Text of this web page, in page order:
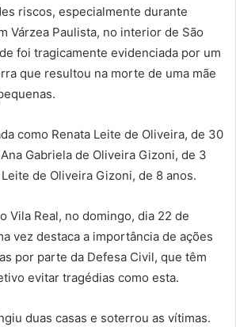
riscos, especialmente durante
Várzea Paulista, no interior de São
foi tragicamente evidenciada por um
que resultou na morte de uma mãe
como Renata Leite de Oliveira, de 30
Gabriela de Oliveira Gizoni, de 3
de Oliveira Gizoni, de 8 anos.
Vila Real, no domingo, dia 22 de
vez destaca a importância de ações
por parte da Defesa Civil, que têm
evitar tragédias como esta.
duas casas e soterrou as vítimas.